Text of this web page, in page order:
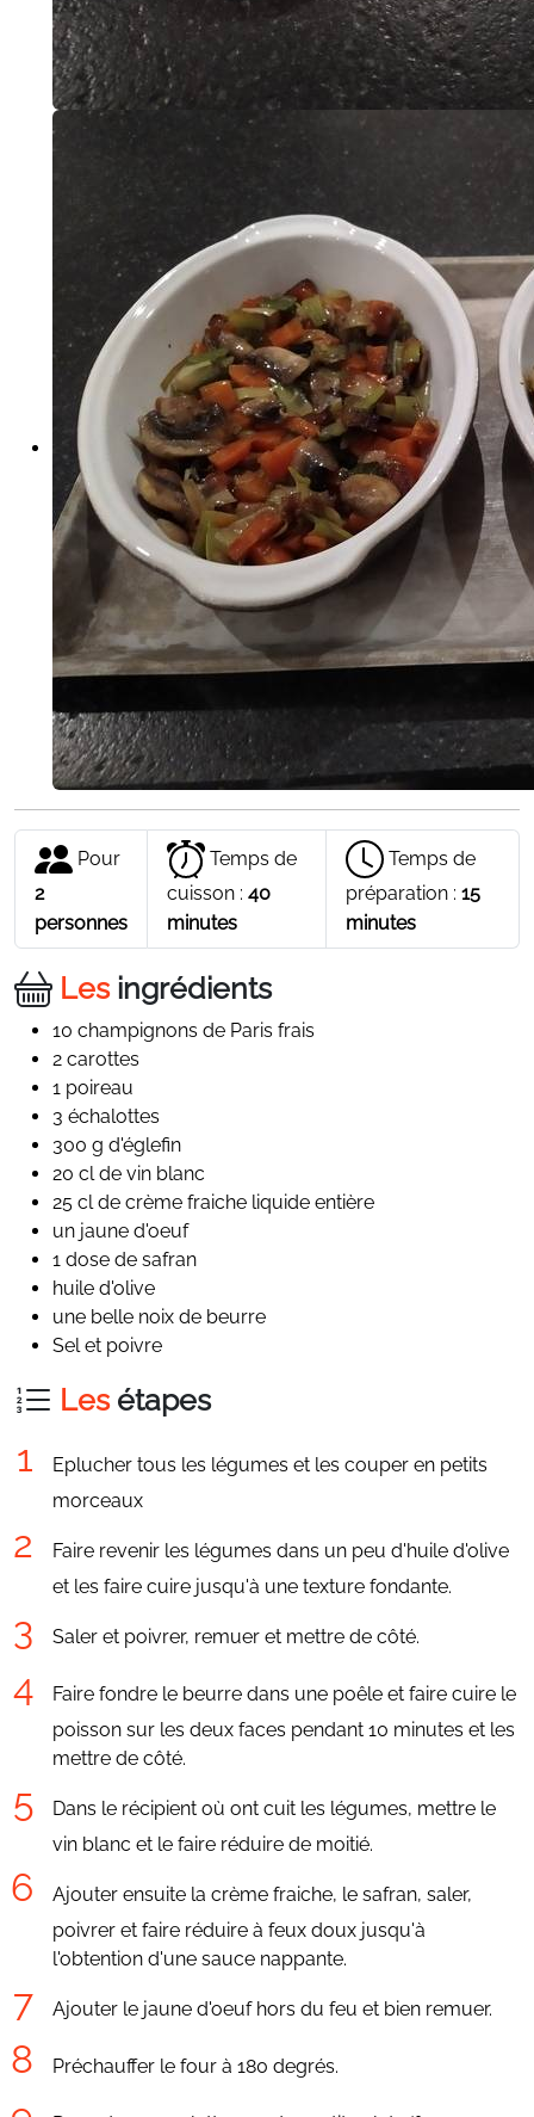
Pour
2
personnes
Temps de
cuisson : 40
minutes
Temps de
préparation :15
minutes
Lesingrédients
10 champignons de Paris frais
2 carottes
1 poireau
3 échalottes
300 g d'églefin
20 cl de vin blanc
25 cl de crème fraiche liquide entière
un jaune d'oeuf
1 dose de safran
huile d'olive
une belle noix de beurre
Sel et poivre
Lesétapes
Eplucher tous les légumes et les couper en petits
morceaux
Faire revenir les légumes dans un peu d'huile d'olive
et les faire cuire jusqu'à une texture fondante.
Saler et poivrer, remuer et mettre de côté.
Faire fondre le beurre dans une poêle et faire cuire le
poisson sur les deux faces pendant 10 minutes et les
mettre de côté.
Dans le récipient où ont cuit les légumes, mettre le
vin blanc et le faire réduire de moitié.
Ajouter ensuite la crème fraiche, le safran, saler,
poivrer et faire réduire à feux doux jusqu'à
l'obtention d'une sauce nappante.
Ajouter le jaune d'oeuf hors du feu et bien remuer.
Préchauffer le four à 180 degrés.